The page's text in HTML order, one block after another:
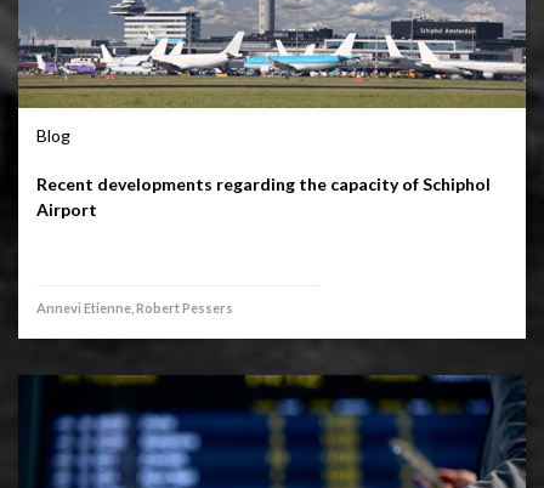
Blog
Recent developments regarding the capacity of Schiphol
Airport
Annevi Etienne, Robert Pessers